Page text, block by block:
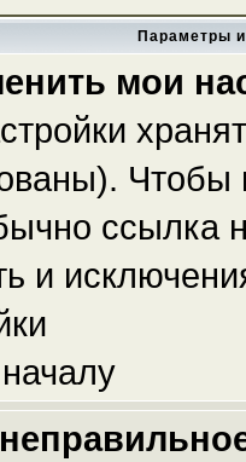
Параметры
мои
Чтобы
ссылка
и